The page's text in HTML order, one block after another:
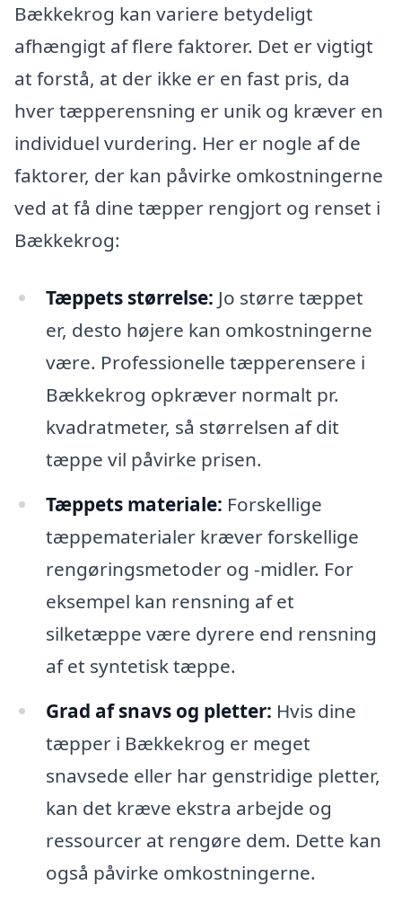
Bækkekrog kan variere betydeligt
afhængigt af flere faktorer. Det er vigtigt
at forstå, at der ikke er en fast pris, da
hver tæpperensning er unik og kræver en
individuel vurdering. Her er nogle af de
faktorer, der kan påvirke omkostningerne
ved at få dine tæpper rengjort og renset i
Bækkekrog:
Tæppets størrelse: Jo større tæppet
er, desto højere kan omkostningerne
være. Professionelle tæpperensere i
Bækkekrog opkræver normalt pr.
kvadratmeter, så størrelsen af dit
tæppe vil påvirke prisen.
Tæppets materiale: Forskellige
tæppematerialer kræver forskellige
rengøringsmetoder og -midler. For
eksempel kan rensning af et
silketæppe være dyrere end rensning
af et syntetisk tæppe.
Grad af snavs og pletter: Hvis dine
tæpper i Bækkekrog er meget
snavsede eller har genstridige pletter,
kan det kræve ekstra arbejde og
ressourcer at rengøre dem. Dette kan
også påvirke omkostningerne.